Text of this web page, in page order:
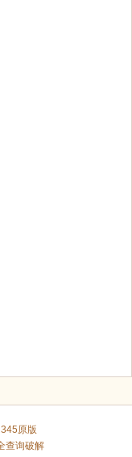
原版
查询破解